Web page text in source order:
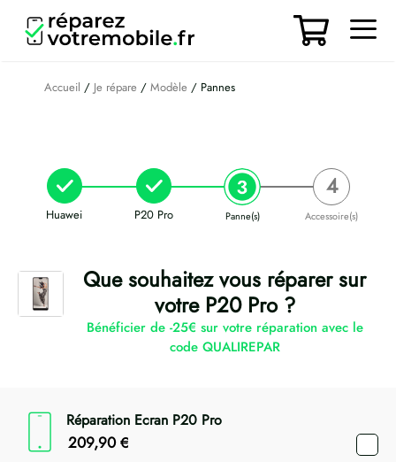
contenu
Accueil / Je répare / Modèle / Pannes
Huawei P20 Pro Panne(s) Accessoire(s)
Que souhaitez vous réparer sur
votre P20 Pro ?
Bénéficier de -25€ sur votre réparation avec le
code QUALIREPAR
Réparation Ecran P20 Pro
209,90 €